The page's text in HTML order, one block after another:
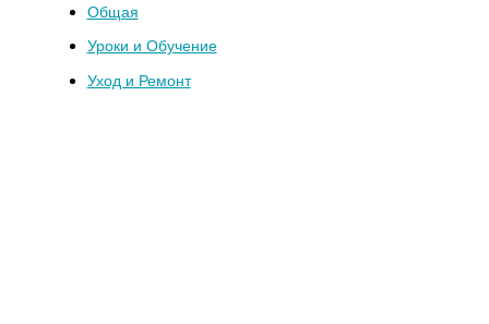
Общая
Уроки и Обучение
Уход и Ремонт